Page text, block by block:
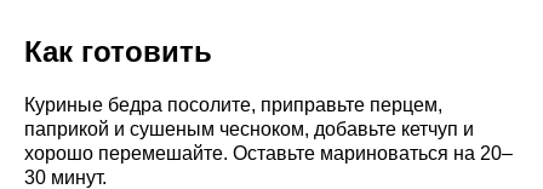
Как готовить
Куриные бедра посолите, приправьте перцем,
паприкой и сушеным чесноком, добавьте кетчуп и
хорошо перемешайте. Оставьте мариноваться на 20–
30 минут.